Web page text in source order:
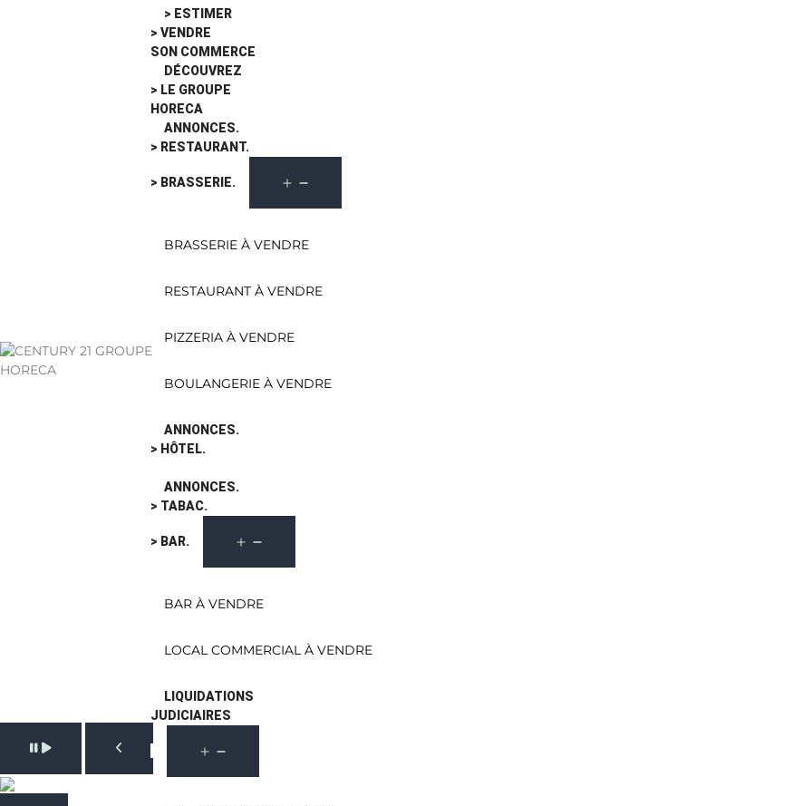
> ESTIMER
> VENDRE
SON COMMERCE
DÉCOUVREZ
> LE GROUPE
HORECA
ANNONCES.
> RESTAURANT.
> BRASSERIE.
BRASSERIE À VENDRE
RESTAURANT À VENDRE
PIZZERIA À VENDRE
BOULANGERIE À VENDRE
ANNONCES.
> HÔTEL.
ANNONCES.
> TABAC.
> BAR.
BAR À VENDRE
LOCAL COMMERCIAL À VENDRE
LIQUIDATIONS
JUDICIAIRES
Pause slide rotation